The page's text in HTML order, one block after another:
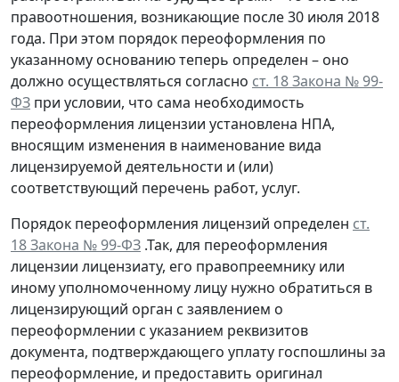
правоотношения, возникающие после 30 июля 2018
года. При этом порядок переоформления по
указанному основанию теперь определен – оно
должно осуществляться согласно ст. 18 Закона № 99-
ФЗ при условии, что сама необходимость
переоформления лицензии установлена НПА,
вносящим изменения в наименование вида
лицензируемой деятельности и (или)
соответствующий перечень работ, услуг.
Порядок переоформления лицензий определен ст.
18 Закона № 99-ФЗ .Так, для переоформления
лицензии лицензиату, его правопреемнику или
иному уполномоченному лицу нужно обратиться в
лицензирующий орган с заявлением о
переоформлении с указанием реквизитов
документа, подтверждающего уплату госпошлины за
переоформление, и предоставить оригинал